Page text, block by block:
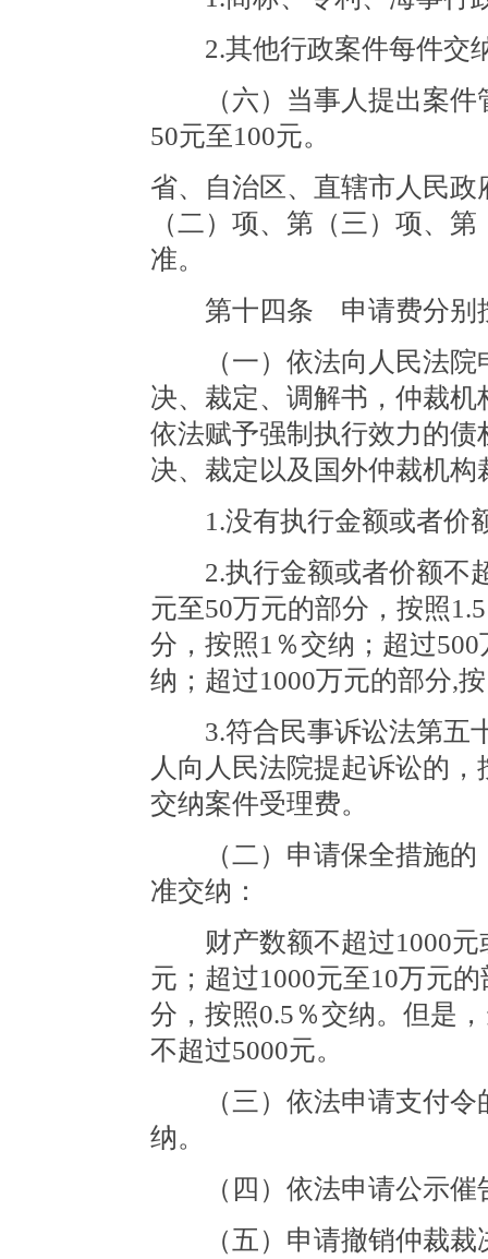
2.其他行政案件每件交
（六）当事人提出案件
50元至100元。
省、自治区、直辖市人民
（二）项、第（三）项、
准。
第十四条 申请费分别
（一）依法向人民法院
决、裁定、调解书，仲裁
依法赋予强制执行效力的
决、裁定以及国外仲裁机
1.没有执行金额或者价
2.执行金额或者价额不超
元至50万元的部分，按照
分，按照1％交纳；超过
纳；超过1000万元的部分,
3.符合民事诉讼法第五
人向人民法院提起诉讼的
交纳案件受理费。
（二）申请保全措施的
准交纳：
财产数额不超过1000元
元；超过1000元至10万元
分，按照0.5％交纳。但是
不超过5000元。
（三）依法申请支付令
纳。
（四）依法申请公示催
（五）申请撤销仲裁裁